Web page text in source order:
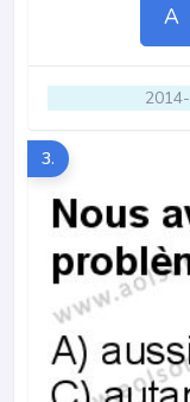
A
3.